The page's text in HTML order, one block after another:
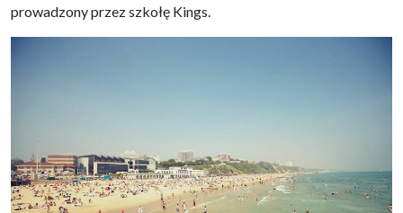
prowadzony przez szkołę Kings.